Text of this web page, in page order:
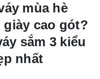
mùa hè
cao gót?
sắm 3 kiểu
nhất